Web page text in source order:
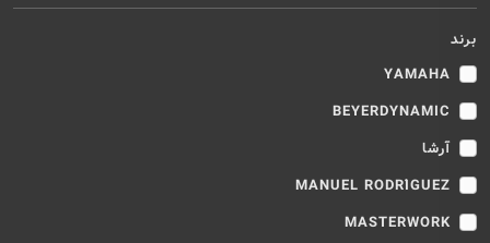
برند
YAMAHA
BEYERDYNAMIC
آرشا
MANUEL RODRÍGUEZ
MASTERWORK